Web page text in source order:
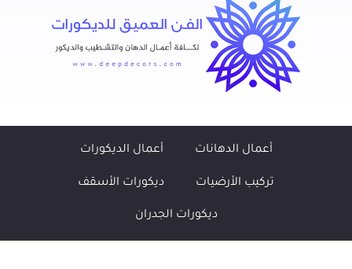
أعمال الدهانات أعمال الديكورات
تركيب الأرضيات ديكورات الأسقف
ديكورات الجدران